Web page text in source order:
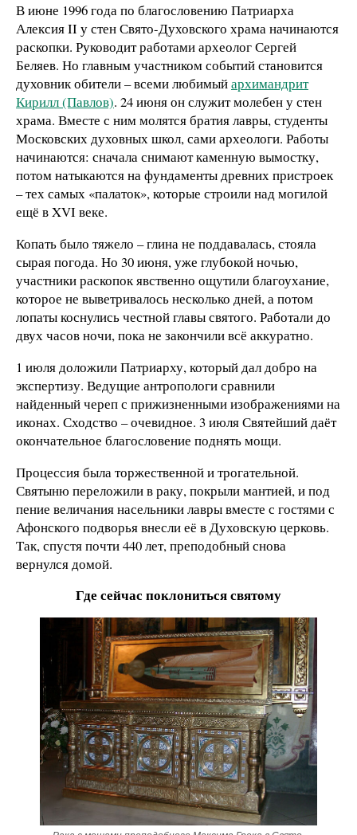
В июне 1996 года по благословению Патриарха
Алексия II у стен Свято-Духовского храма начинаются
раскопки. Руководит работами археолог Сергей
Беляев. Но главным участником событий становится
духовник обители – всеми любимыйархимандрит
Кирилл (Павлов). 24 июня он служит молебен у стен
храма. Вместе с ним молятся братия лавры, студенты
Московских духовных школ, сами археологи. Работы
начинаются: сначала снимают каменную вымостку,
потом натыкаются на фундаменты древних пристроек
– тех самых «палаток», которые строили над могилой
ещё в XVI веке.
Копать было тяжело – глина не поддавалась, стояла
сырая погода. Но 30 июня, уже глубокой ночью,
участники раскопок явственно ощутили благоухание,
которое не выветривалось несколько дней, а потом
лопаты коснулись честной главы святого. Работали до
двух часов ночи, пока не закончили всё аккуратно.
1 июля доложили Патриарху, который дал добро на
экспертизу. Ведущие антропологи сравнили
найденный череп с прижизненными изображениями на
иконах. Сходство – очевидное. 3 июля Святейший даёт
окончательное благословение поднять мощи.
Процессия была торжественной и трогательной.
Святыню переложили в раку, покрыли мантией, и под
пение величания насельники лавры вместе с гостями с
Афонского подворья внесли её в Духовскую церковь.
Так, спустя почти 440 лет, преподобный снова
вернулся домой.
Где сейчас поклониться святому